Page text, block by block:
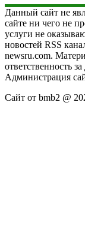
Данный сайт не
сайте ни чего не
услуги не
новостей RSS
newsru.com.
ответственность
Администрация
Сайт от bmb2 @